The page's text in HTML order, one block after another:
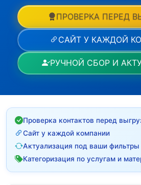
ПРОВЕРКА ПЕРЕД
САЙТ У КАЖДОЙ
РУЧНОЙ СБОР И
Проверка контактов перед
Сайт у каждой компании
Актуализация под ваши фильтры
Категоризация по услугам и